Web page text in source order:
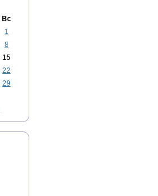
Вс
1
8
15
22
29